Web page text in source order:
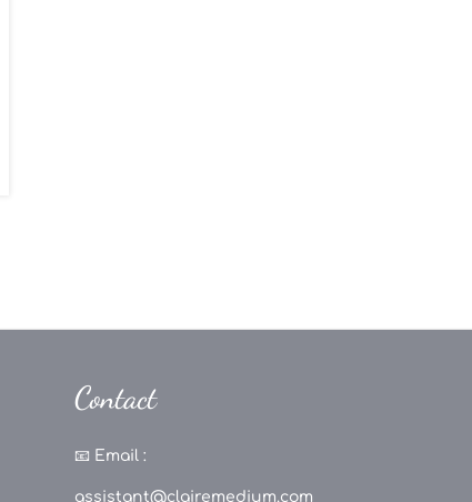
Contact
📧 Email :
assistant@clairemedium.com